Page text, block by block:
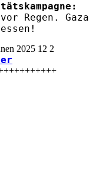
Regen. Gaza